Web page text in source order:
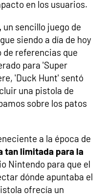
en los usuarios.
un sencillo juego de
siendo a día de hoy
referencias que
para 'Super
'Duck Hunt' sentó
una pistola de
sobre los patos
a la época de
tan limitada para la
Nintendo para que el
dónde apuntaba el
ofrecía un